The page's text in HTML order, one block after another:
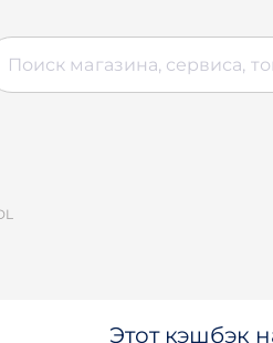
Этот кэшбэк